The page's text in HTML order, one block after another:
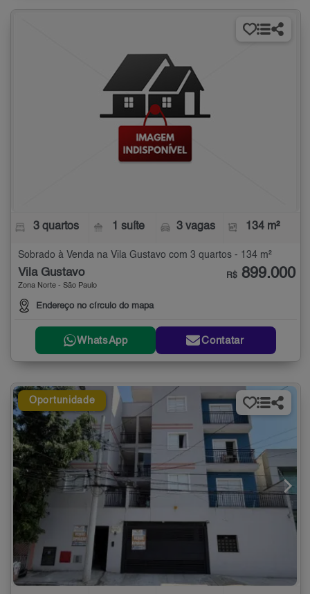
3 quartos 1 suíte 3 vagas 134 m²
Sobrado à Venda na Vila Gustavo com 3 quartos - 134 m²
Vila Gustavo
Zona Norte - São Paulo
Endereço no círculo do mapa
R$ 899.000
WhatsApp Contatar
Oportunidade